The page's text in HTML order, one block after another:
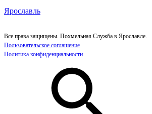
Ярославль
Все права защищены. Похмельная Служба в Ярославле.
Пользовательское соглашение
Политика конфиденциальности